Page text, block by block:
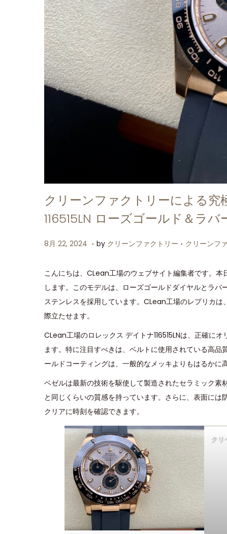
クリーンファクトリーによる
116515LN ローズゴールド＆ラ
P
s
t
e
d
8月 22, 2024 8
2
2
,
4
. by クリーンファクトリー . P
s
t
e
n
クリーンフ
こんにちは、CLean工場のウェブサイト編集者です。本
します。このモデルは、ローズゴールドダイヤルとラ
ステンレスを採用しています。CLean工場のレプリカ
際立たせます。
CLean工場のロレックス デイトナ116515LNは、正確に
ます。特に注目すべきは、ベルトに使用されている高
ールドコーティングは、一般的なメッキよりもはるかに
ベゼルは最新の技術を駆使して製造されたセラミック
と同じくらいの質感を持っています。さらに、表面に
クリアに時刻を確認できます。
クリ